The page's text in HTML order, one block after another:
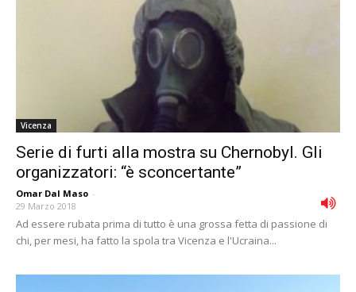
Vicenza
Serie di furti alla mostra su Chernobyl. Gli
organizzatori: “è sconcertante”
Omar Dal Maso -
29 Marzo 2018
Ad essere rubata prima di tutto è una grossa fetta di passione di
chi, per mesi, ha fatto la spola tra Vicenza e l'Ucraina...